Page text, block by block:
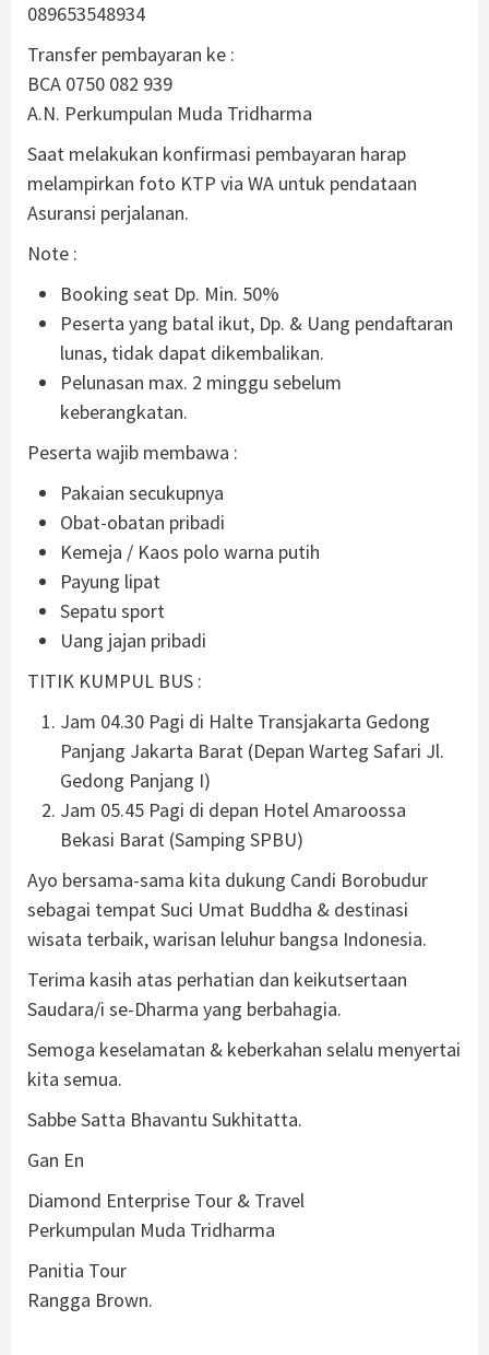
089653548934
Transfer pembayaran ke :
BCA 0750 082 939
A.N. Perkumpulan Muda Tridharma
Saat melakukan konfirmasi pembayaran harap
melampirkan foto KTP via WA untuk pendataan
Asuransi perjalanan.
Note :
Booking seat Dp. Min. 50%
Peserta yang batal ikut, Dp. & Uang pendaftaran
lunas, tidak dapat dikembalikan.
Pelunasan max. 2 minggu sebelum
keberangkatan.
Peserta wajib membawa :
Pakaian secukupnya
Obat-obatan pribadi
Kemeja / Kaos polo warna putih
Payung lipat
Sepatu sport
Uang jajan pribadi
TITIK KUMPUL BUS :
Jam 04.30 Pagi di Halte Transjakarta Gedong
Panjang Jakarta Barat (Depan Warteg Safari Jl.
Gedong Panjang I)
Jam 05.45 Pagi di depan Hotel Amaroossa
Bekasi Barat (Samping SPBU)
Ayo bersama-sama kita dukung Candi Borobudur
sebagai tempat Suci Umat Buddha & destinasi
wisata terbaik, warisan leluhur bangsa Indonesia.
Terima kasih atas perhatian dan keikutsertaan
Saudara/i se-Dharma yang berbahagia.
Semoga keselamatan & keberkahan selalu menyertai
kita semua.
Sabbe Satta Bhavantu Sukhitatta.
Gan En
Diamond Enterprise Tour & Travel
Perkumpulan Muda Tridharma
Panitia Tour
Rangga Brown.